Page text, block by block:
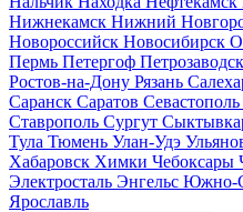
Нижнекамск Нижний
Новороссийск Новосибирск
Пермь Петергоф Петрозаводск
Ростов-на-Дону Рязань
Саранск Саратов Севастополь
Ставрополь Сургут
Тула Тюмень Улан-Удэ
Хабаровск Химки Чебоксары
Электросталь Энгельс Южно-
Ярославль